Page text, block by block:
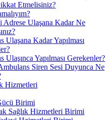
Etmelisiniz?
Adrese Ulaşana Kadar Ne
Ulaşana Kadar Yapılması
Ulaşınca Yapılması Gerekenler?
Siren Sesi Duyunca Ne
Hizmetleri
Birimi
Sağlık Hizmetleri Birimi